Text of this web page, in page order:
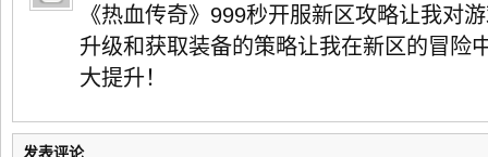
《热血传奇》999秒开服新区攻略让我对
升级和获取装备的策略让我在新区的冒险
大提升！
发表评论